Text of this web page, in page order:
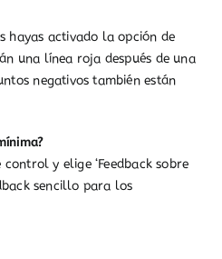
hayas activado la opción de
una línea roja después de una
negativos también están
control y elige ‘Feedback sobre
sencillo para los